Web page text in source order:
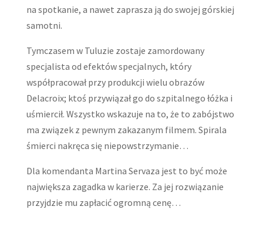
na spotkanie, a nawet zaprasza ją do swojej górskiej
samotni.
Tymczasem w Tuluzie zostaje zamordowany
specjalista od efektów specjalnych, który
współpracował przy produkcji wielu obrazów
Delacroix; ktoś przywiązał go do szpitalnego łóżka i
uśmiercił. Wszystko wskazuje na to, że to zabójstwo
ma związek z pewnym zakazanym filmem. Spirala
śmierci nakręca się niepowstrzymanie…
Dla komendanta Martina Servaza jest to być może
największa zagadka w karierze. Za jej rozwiązanie
przyjdzie mu zapłacić ogromną cenę…